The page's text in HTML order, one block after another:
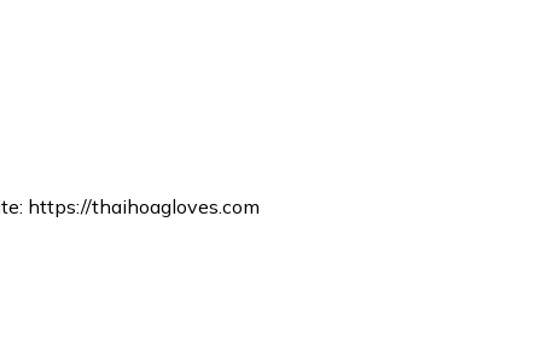
https://thaihoagloves.com